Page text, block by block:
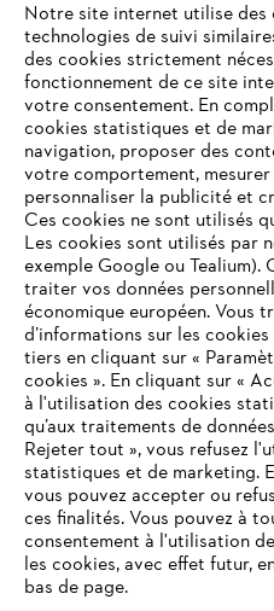
L'Entreprise
Questions / Réponses
Service
Conditions Générales de Vente
VOTRE
N'EST PLUS PRIS
Vous utilisez un navigateur
en charge, et certaines
peuvent fonctionner
Notre site internet utilise des
technologies de suivi
des cookies strictement
fonctionnement de ce site
votre consentement. En
cookies statistiques et de
navigation, proposer des
votre comportement,
personnaliser la publicité et
Ces cookies ne sont utilisés
Les cookies sont utilisés par
exemple Google ou
traiter vos données
économique européen. Vous
d’informations sur les
tiers en cliquant sur «
cookies ». En cliquant sur «
à l'utilisation des cookies
qu’aux traitements de
Rejeter tout », vous refusez
statistiques et de marketing.
vous pouvez accepter ou
ces finalités. Vous pouvez à
consentement à l'utilisation
les cookies, avec effet futur,
bas de page.